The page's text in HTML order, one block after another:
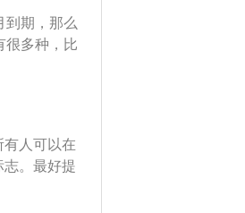
或年检不
超过规定年
到期，那么
很多种，比
。其中注
，逾期仍
或年检不
超过规定年
人可以在
。最好提
资料如